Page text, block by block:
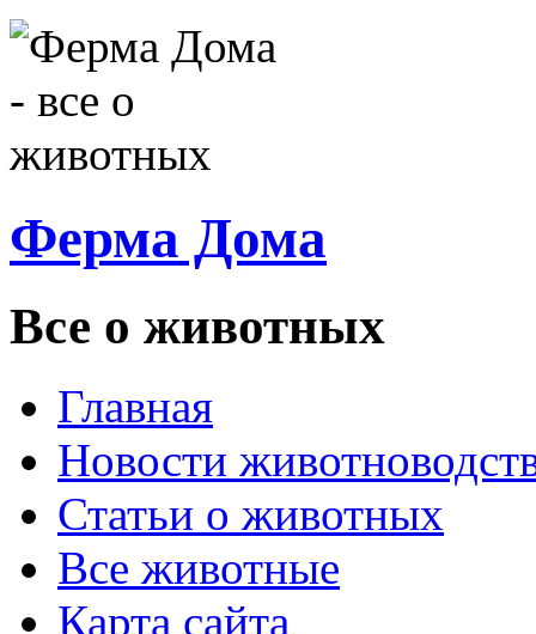
Ферма Дома
Все о животных
Главная
Новости
Статьи о животных
Все животные
Карта сайта